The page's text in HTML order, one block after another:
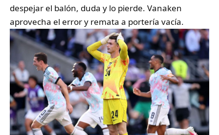
despejar el balón, duda y lo pierde. Vanaken
aprovecha el error y remata a portería vacía.